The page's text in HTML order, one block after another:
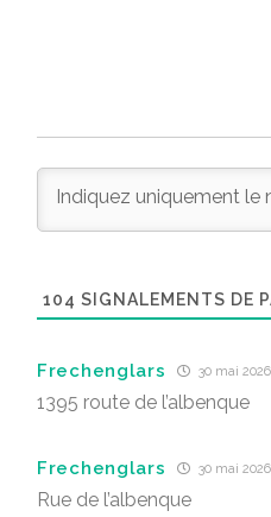
104 SIGNALEMENTS DE
Frechenglars 30 mai
1395 route de l’albenque
Frechenglars 30 mai
Rue de l’albenque